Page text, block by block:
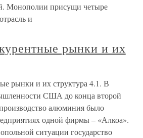
Монополии присущи четыре
и
рынки и их
рынки и их структура 4.1. В
США до конца второй
алюминия было
одной фирмы – «Алкоа».
ситуации государство